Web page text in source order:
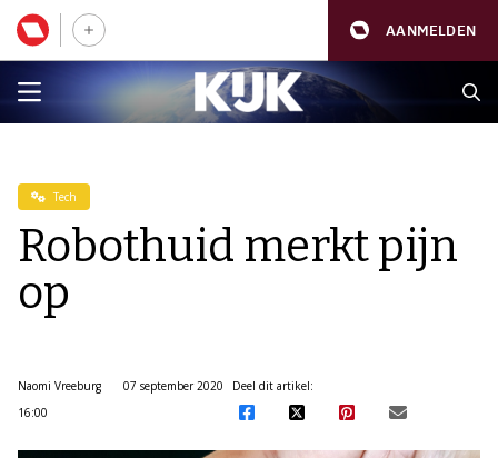
AANMELDEN
Tech
Robothuid merkt pijn
op
Naomi Vreeburg
07 september 2020
16:00
Deel dit artikel: